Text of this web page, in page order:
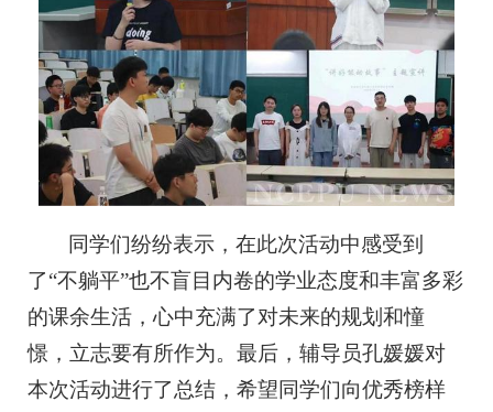
同学们纷纷表示，在此次活动中感受到
了“不躺平”也不盲目内卷的学业态度和丰富多彩
的课余生活，心中充满了对未来的规划和憧
憬，立志要有所作为。最后，辅导员孔媛媛对
本次活动进行了总结，希望同学们向优秀榜样